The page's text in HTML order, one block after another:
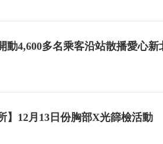
動4,600多名乘客沿站散播愛心
】12月13日份胸部X光篩檢活動